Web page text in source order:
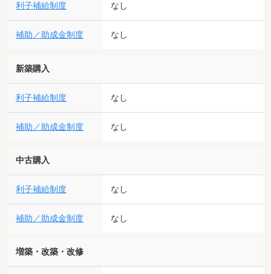
利子補給制度 なし
補助／助成金制度 なし
新築購入
利子補給制度 なし
補助／助成金制度 なし
中古購入
利子補給制度 なし
補助／助成金制度 なし
増築・改築・改修